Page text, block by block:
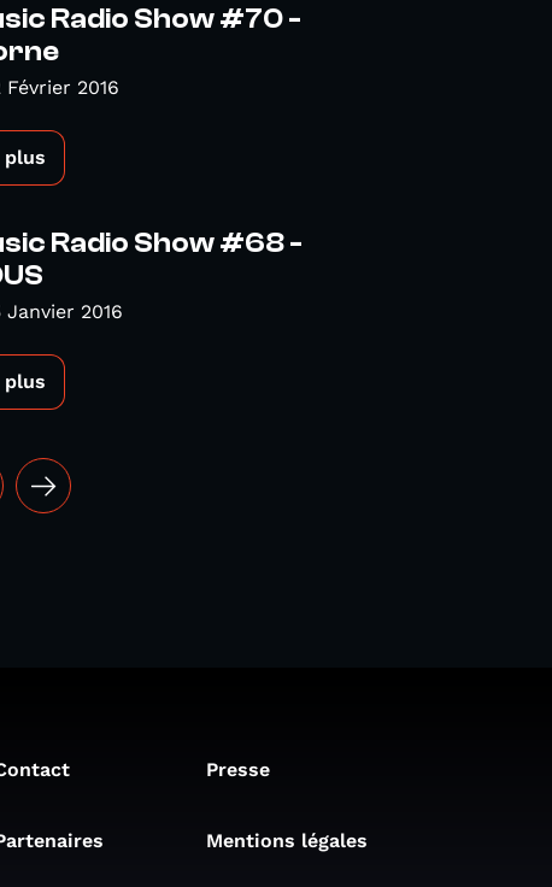
Radio Show #70 -
2016
plus
Radio Show #68 -
2016
plus
Presse
Mentions légales